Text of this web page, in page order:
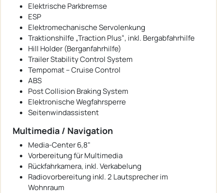
Elektrische Parkbremse
ESP
Elektromechanische Servolenkung
Traktionshilfe „Traction Plus“, inkl. Bergabfahrhilfe
Hill Holder (Berganfahrhilfe)
Trailer Stability Control System
Tempomat – Cruise Control
ABS
Post Collision Braking System
Elektronische Wegfahrsperre
Seitenwindassistent
Multimedia / Navigation
Media-Center 6,8"
Vorbereitung für Multimedia
Rückfahrkamera, inkl. Verkabelung
Radiovorbereitung inkl. 2 Lautsprecher im
Wohnraum